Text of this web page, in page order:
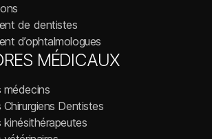
de dentistes
d’ophtalmologues
MÉDICAUX
médecins
Dentistes
kinésithérapeutes